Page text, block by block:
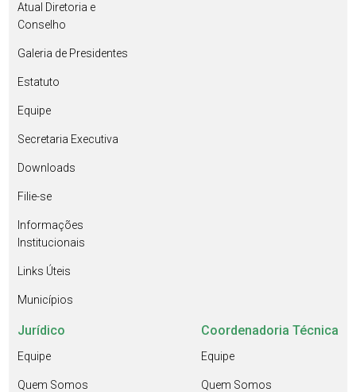
Atual Diretoria e
Conselho
Galeria de Presidentes
Estatuto
Equipe
Secretaria Executiva
Downloads
Filie-se
Informações
Institucionais
Links Úteis
Municípios
Jurídico
Equipe
Quem Somos
Coordenadoria Técnica
Equipe
Quem Somos